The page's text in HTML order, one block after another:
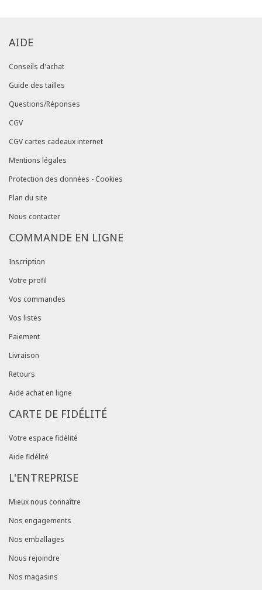
AIDE
Conseils d'achat
Guide des tailles
Questions/Réponses
CGV
CGV cartes cadeaux internet
Mentions légales
Protection des données - Cookies
Plan du site
Nous contacter
COMMANDE EN LIGNE
Inscription
Votre profil
Vos commandes
Vos listes
Paiement
Livraison
Retours
Aide achat en ligne
CARTE DE FIDÉLITÉ
Votre espace fidélité
Aide fidélité
L'ENTREPRISE
Mieux nous connaître
Nos engagements
Nos emballages
Nous rejoindre
Nos magasins